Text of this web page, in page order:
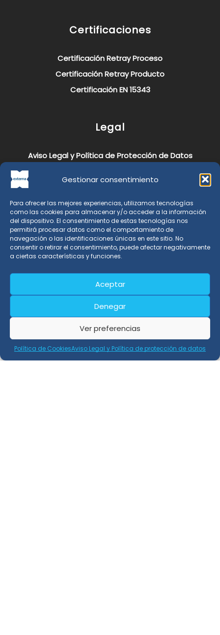
Gestionar consentimiento
Para ofrecer las mejores experiencias, utilizamos tecnologías
como las cookies para almacenar y/o acceder a la información
del dispositivo. El consentimiento de estas tecnologías nos
permitirá procesar datos como el comportamiento de
navegación o las identificaciones únicas en este sitio. No
consentir o retirar el consentimiento, puede afectar negativamente
a ciertas características y funciones.
Aceptar
Denegar
Ver preferencias
Política de CookiesAviso Legal y Política de protección de datos
Certificaciones
Certificación Retray Proceso
Certificación Retray Producto
Certificación EN 15343
Legal
Aviso Legal y Política de Protección de Datos
Localización
C/Graham Bell, nº 3 - 1ºE, Edificio San Isidro
18100 Armilla, Granada - España
Teléfono:(+34) 91 989 45 20
E-Mail: info@externa.es